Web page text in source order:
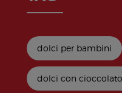
dolci per bambini
dolci con